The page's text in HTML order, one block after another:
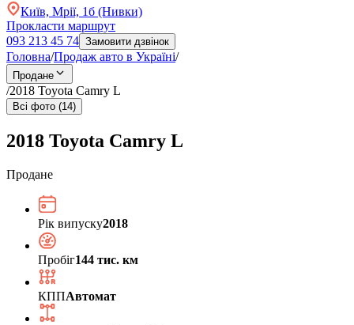
Київ, Мрії, 1б (Нивки)
Прокласти маршрут
093 213 45 74 Замовити дзвінок
Головна/Продаж авто в Україні/
Продане
/2018 Toyota Camry L
Всі фото (14)
2018 Toyota Camry L
Продане
Рік випуску2018
Пробіг144 тис. км
КППАвтомат